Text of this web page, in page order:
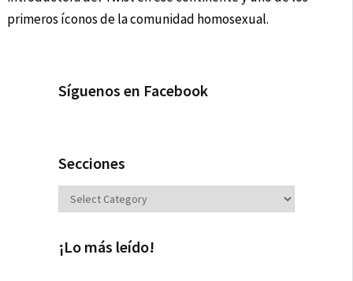
primeros íconos de la comunidad homosexual.
Síguenos en Facebook
Secciones
Secciones
¡Lo más leído!